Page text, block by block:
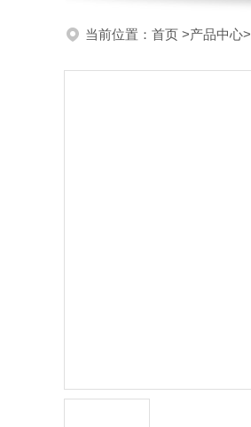
当前位置： 首页 >产品中心>